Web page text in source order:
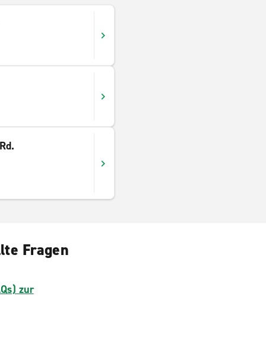
Fragen
zur